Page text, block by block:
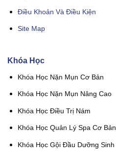
Điều Khoản Và Điều Kiện
Site Map
Khóa Học
Khóa Học Nặn Mụn Cơ Bản
Khóa Học Nặn Mụn Nâng Cao
Khóa Học Điều Trị Nám
Khóa Học Quản Lý Spa Cơ Bản
Khóa Học Gội Đầu Dưỡng Sinh